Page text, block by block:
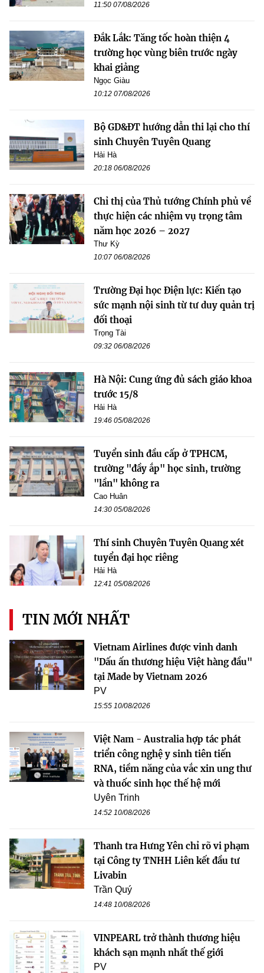
11:50 07/08/2026
Đắk Lắk: Tăng tốc hoàn thiện 4
trường học vùng biên trước ngày
khai giảng
Ngọc Giàu
10:12 07/08/2026
Bộ GD&ĐT hướng dẫn thi lại cho thí
sinh Chuyên Tuyên Quang
Hải Hà
20:18 06/08/2026
Chỉ thị của Thủ tướng Chính phủ về
thực hiện các nhiệm vụ trọng tâm
năm học 2026 – 2027
Thư Kỳ
10:07 06/08/2026
Trường Đại học Điện lực: Kiến tạo
sức mạnh nội sinh từ tư duy quản trị
đối thoại
Trọng Tài
09:32 06/08/2026
Hà Nội: Cung ứng đủ sách giáo khoa
trước 15/8
Hải Hà
19:46 05/08/2026
Tuyển sinh đầu cấp ở TPHCM,
trường "đầy ắp" học sinh, trường
"lần" không ra
Cao Huân
14:30 05/08/2026
Thí sinh Chuyên Tuyên Quang xét
tuyển đại học riêng
Hải Hà
12:41 05/08/2026
TIN MỚI NHẤT
Vietnam Airlines được vinh danh
"Dấu ấn thương hiệu Việt hàng đầu"
tại Made by Vietnam 2026
PV
15:55 10/08/2026
Việt Nam - Australia hợp tác phát
triển công nghệ y sinh tiên tiến
RNA, tiềm năng của vắc xin ung thư
và thuốc sinh học thế hệ mới
Uyên Trinh
14:52 10/08/2026
Thanh tra Hưng Yên chỉ rõ vi phạm
tại Công ty TNHH Liên kết đầu tư
Livabin
Trần Quý
14:48 10/08/2026
VINPEARL trở thành thương hiệu
khách sạn mạnh nhất thế giới
PV